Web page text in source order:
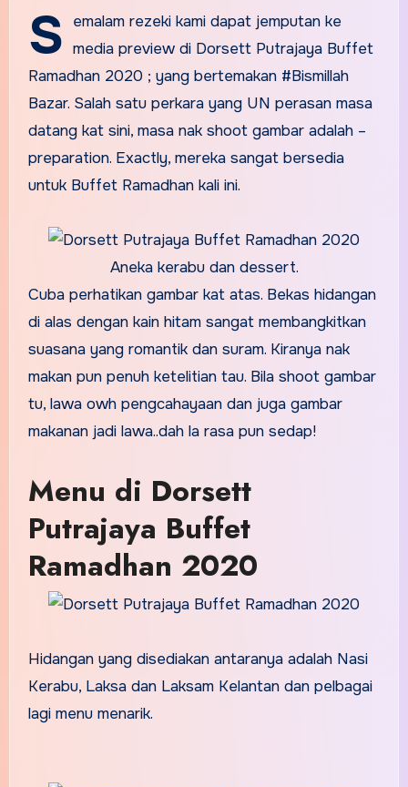
S
emalam rezeki kami dapat jemputan ke
media preview di Dorsett Putrajaya Buffet
Ramadhan 2020 ; yang bertemakan #Bismillah
Bazar. Salah satu perkara yang UN perasan masa
datang kat sini, masa nak shoot gambar adalah –
preparation. Exactly, mereka sangat bersedia
untuk Buffet Ramadhan kali ini.
Aneka kerabu dan dessert.
Cuba perhatikan gambar kat atas. Bekas hidangan
di alas dengan kain hitam sangat membangkitkan
suasana yang romantik dan suram. Kiranya nak
makan pun penuh ketelitian tau. Bila shoot gambar
tu, lawa owh pengcahayaan dan juga gambar
makanan jadi lawa..dah la rasa pun sedap!
Menu di Dorsett
Putrajaya Buffet
Ramadhan 2020
Hidangan yang disediakan antaranya adalah Nasi
Kerabu, Laksa dan Laksam Kelantan dan pelbagai
lagi menu menarik.